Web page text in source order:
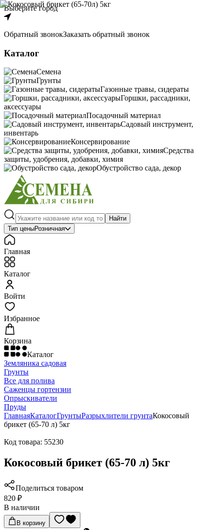
Выберите город
Обратный звонокЗаказать обратный звонок
Каталог
Семена
Грунты
Газонные травы, сидераты
Горшки, рассадники,
аксессуары
Посадочный материал
Садовый инструмент,
инвентарь
Консервирование
Средства
защиты, удобрения, добавки, химия
Обустройство сада, декор
Найти
Тип ценыРозничная
Главная
Каталог
Войти
Избранное
Корзина
Каталог
Земляника садовая
Грунты
Все для полива
Саженцы гортензии
Опрыскиватели
Пруды
ГлавнаяКаталогГрунтыРазрыхлители грунтаКокосовый
брикет (65-70 л) 5кг
Код товара: 55230
Кокосовый брикет (65-70 л) 5кг
Поделиться товаром
820 ₽
В наличии
В корзину